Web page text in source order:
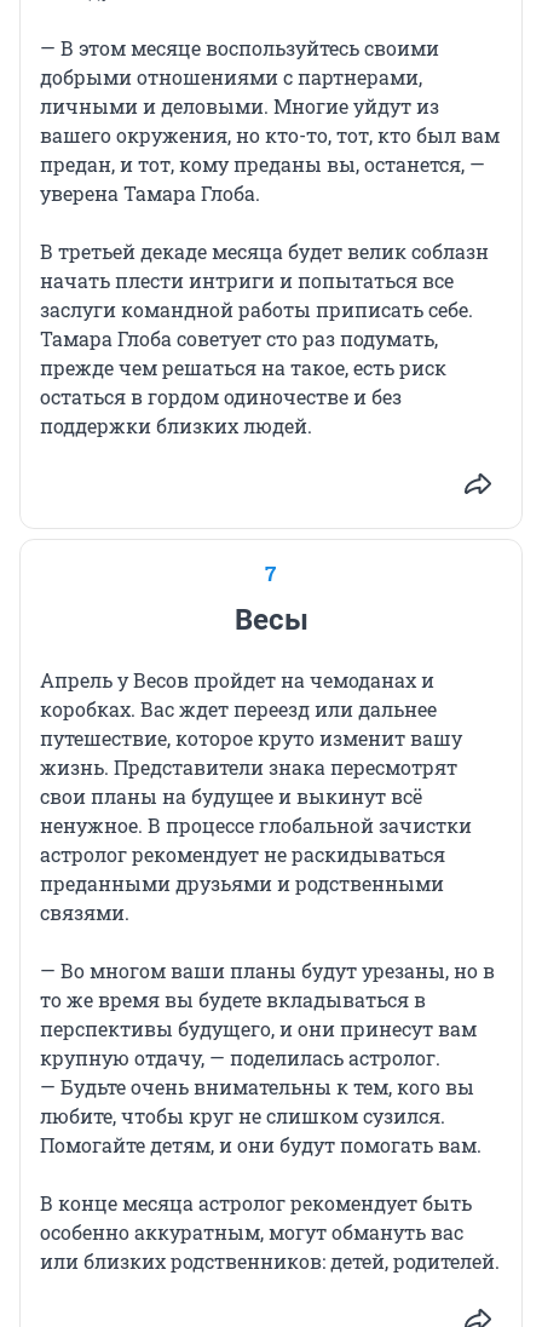
— В этом месяце воспользуйтесь своими
добрыми отношениями с партнерами,
личными и деловыми. Многие уйдут из
вашего окружения, но кто-то, тот, кто был вам
предан, и тот, кому преданы вы, останется, —
уверена Тамара Глоба.
В третьей декаде месяца будет велик соблазн
начать плести интриги и попытаться все
заслуги командной работы приписать себе.
Тамара Глоба советует сто раз подумать,
прежде чем решаться на такое, есть риск
остаться в гордом одиночестве и без
поддержки близких людей.
7
Весы
Апрель у Весов пройдет на чемоданах и
коробках. Вас ждет переезд или дальнее
путешествие, которое круто изменит вашу
жизнь. Представители знака пересмотрят
свои планы на будущее и выкинут всё
ненужное. В процессе глобальной зачистки
астролог рекомендует не раскидываться
преданными друзьями и родственными
связями.
— Во многом ваши планы будут урезаны, но в
то же время вы будете вкладываться в
перспективы будущего, и они принесут вам
крупную отдачу, — поделилась астролог.
— Будьте очень внимательны к тем, кого вы
любите, чтобы круг не слишком сузился.
Помогайте детям, и они будут помогать вам.
В конце месяца астролог рекомендует быть
особенно аккуратным, могут обмануть вас
или близких родственников: детей, родителей.